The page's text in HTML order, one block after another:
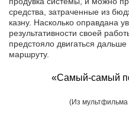
средства, затраченные из
казну. Насколько оправдана
результативности своей
предстояло двигаться
маршруту.
«Самый-самый
(Из